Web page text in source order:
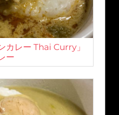
カレー Thai Curry」
ー